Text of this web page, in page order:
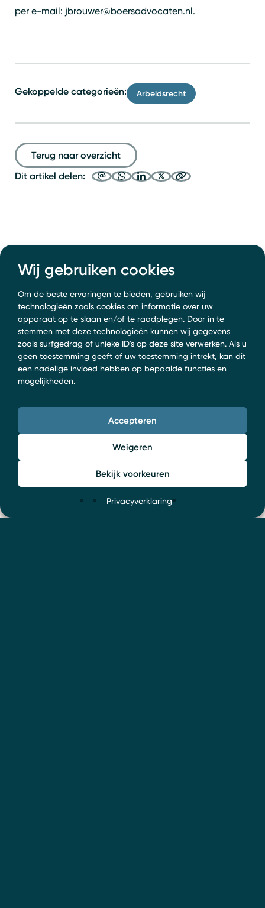
Wij gebruiken cookies
Om de beste ervaringen te bieden, gebruiken wij
technologieën zoals cookies om informatie over uw
apparaat op te slaan en/of te raadplegen. Door in te
stemmen met deze technologieën kunnen wij gegevens
zoals surfgedrag of unieke ID's op deze site verwerken. Als u
geen toestemming geeft of uw toestemming intrekt, kan dit
een nadelige invloed hebben op bepaalde functies en
mogelijkheden.
Accepteren
Weigeren
Bekijk voorkeuren
Privacyverklaring
per e-mail: jbrouwer@boersadvocaten.nl.
Gekoppelde categorieën: Arbeidsrecht
Terug naar overzicht
Dit artikel delen: